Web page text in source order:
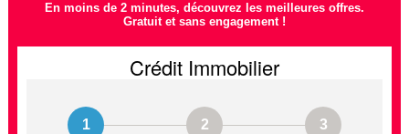
En moins de 2 minutes, découvrez les meilleures offres.
Gratuit et sans engagement !